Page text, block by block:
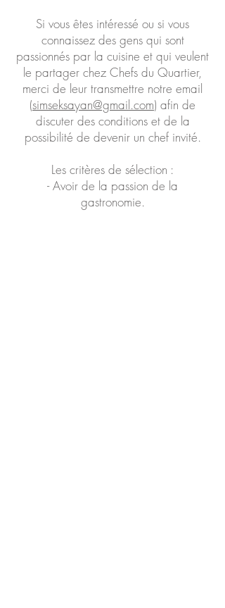
Si vous êtes intéressé ou si vous
connaissez des gens qui sont
passionnés par la cuisine et qui veulent
le partager chez Chefs du Quartier,
merci de leur transmettre notre email
(simseksayan@gmail.com) afin de
discuter des conditions et de la
possibilité de devenir un chef invité.
Les critères de sélection :
- Avoir de la passion de la
gastronomie.